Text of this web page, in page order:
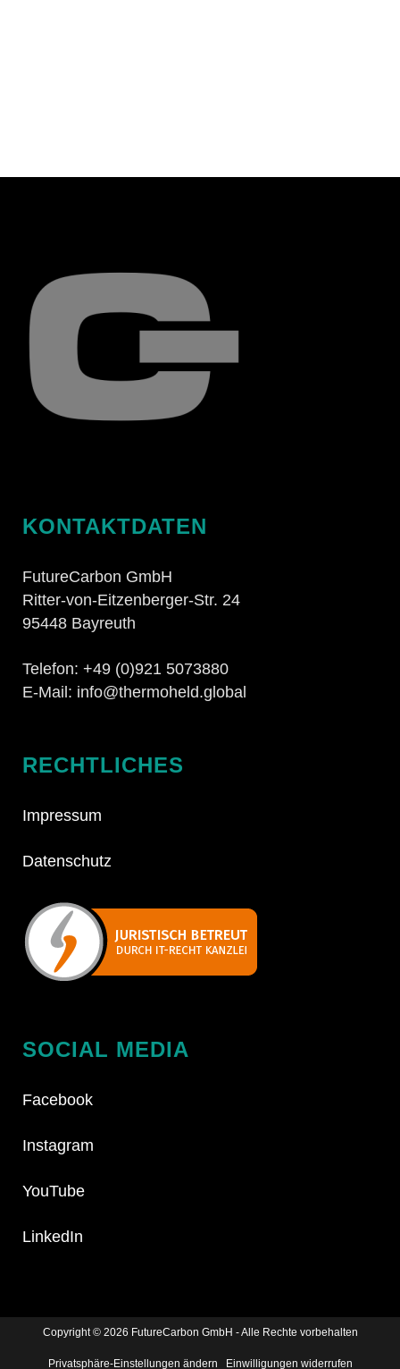
KONTAKTDATEN
FutureCarbon GmbH
Ritter-von-Eitzenberger-Str. 24
95448 Bayreuth
Telefon: +49 (0)921 5073880
E-Mail: info@thermoheld.global
RECHTLICHES
Impressum
Datenschutz
SOCIAL MEDIA
Facebook
Instagram
YouTube
LinkedIn
Copyright © 2026 FutureCarbon GmbH - Alle Rechte vorbehalten
Privatsphäre-Einstellungen ändern Einwilligungen widerrufen